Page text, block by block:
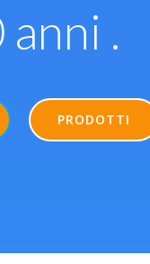
anni .
PRODOTTI